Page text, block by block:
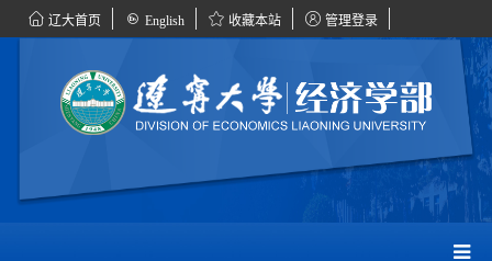
辽大首页 English 收藏本站 管理登录